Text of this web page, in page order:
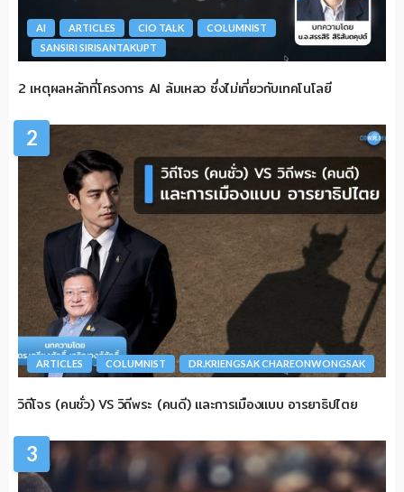
AI ARTICLES CIO TALK
COLUMNIST
SANSIRI SIRISANTAKUPT
2 เหตุผลหลักที่โครงการ AI ล้มเหลว ซึ่งไม่เกี่ยวกับเทคโนโลยี
2
ARTICLES COLUMNIST DR.KRIENGSAK CHAREONWONGSAK
วิถีโจร (คนชั่ว) VS วิถีพระ (คนดี) และการเมืองแบบ อารยาธิปไตย
3